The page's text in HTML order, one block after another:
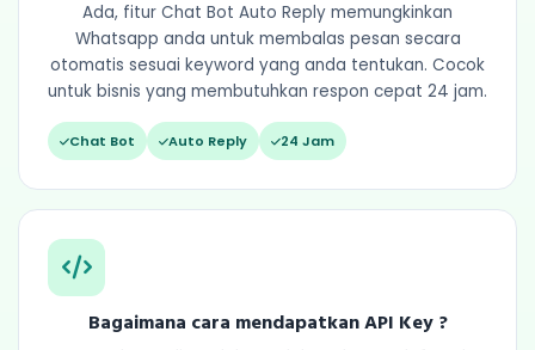
Ada, fitur Chat Bot Auto Reply memungkinkan
Whatsapp anda untuk membalas pesan secara
otomatis sesuai keyword yang anda tentukan. Cocok
untuk bisnis yang membutuhkan respon cepat 24 jam.
Chat Bot Auto Reply 24 Jam
Bagaimana cara mendapatkan API Key ?